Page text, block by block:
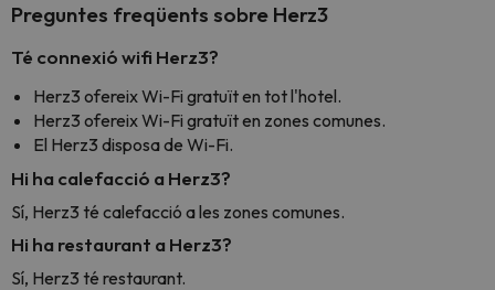
Preguntes freqüents sobre Herz3
Té connexió wifi Herz3?
Herz3 ofereix Wi-Fi gratuït en tot l'hotel.
Herz3 ofereix Wi-Fi gratuït en zones comunes.
El Herz3 disposa de Wi-Fi.
Hi ha calefacció a Herz3?
Sí, Herz3 té calefacció a les zones comunes.
Hi ha restaurant a Herz3?
Sí, Herz3 té restaurant.